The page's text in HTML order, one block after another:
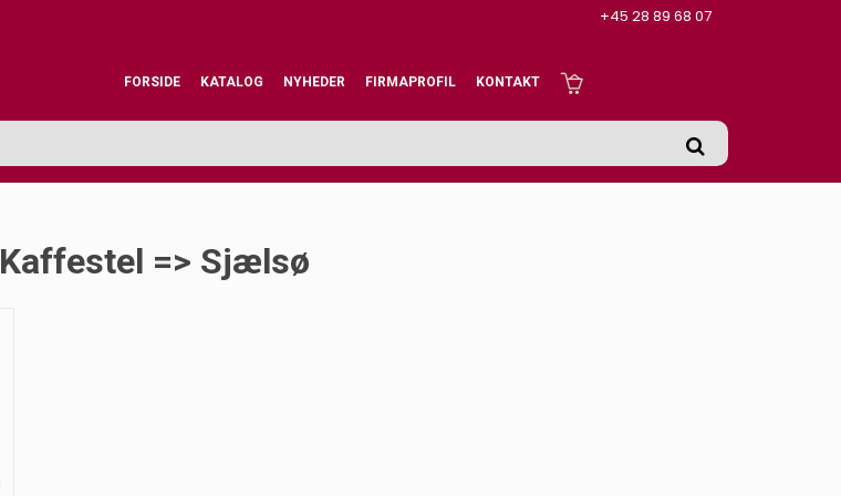
+45 28 89 68 07
FORSIDE KATALOG NYHEDER FIRMAPROFIL KONTAKT
=> Sjælsø